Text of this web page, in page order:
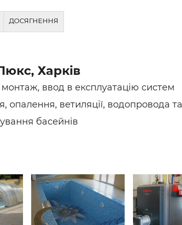
ДОСЯГНЕННЯ
Харків
ввод в експлуатацію систем
опалення, ветиляції, водопровода та
басейнів